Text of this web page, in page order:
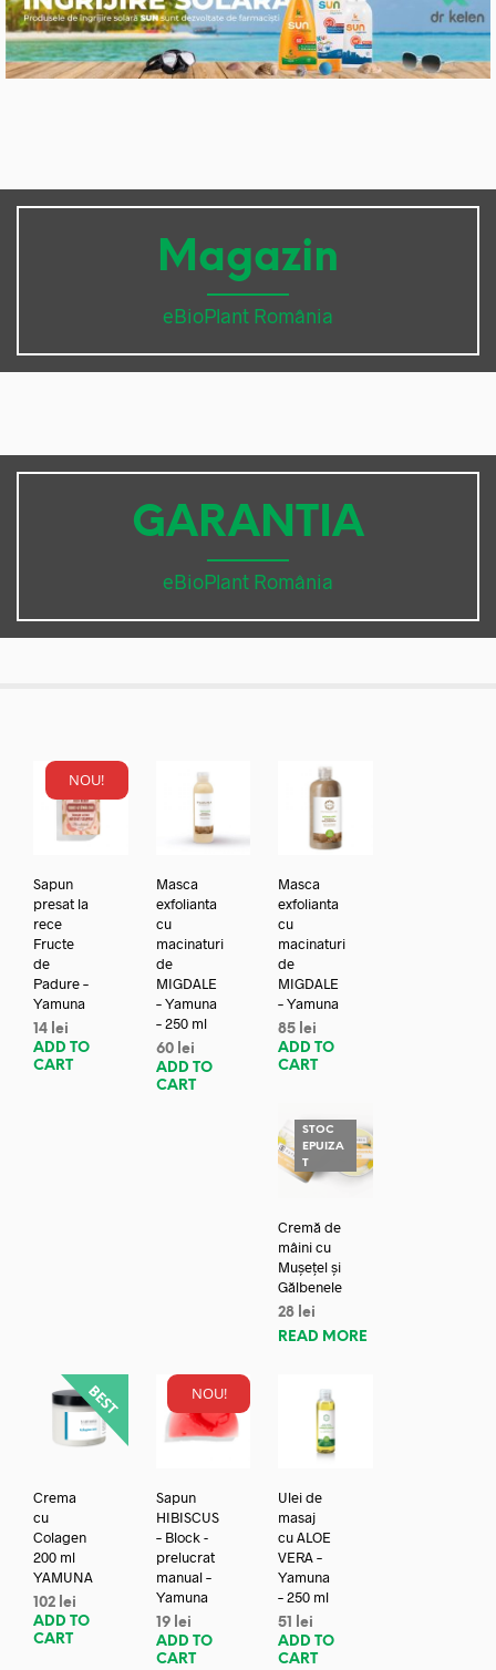
Magazin
eBioPlant România
GARANTIA
eBioPlant România
NOU!
Sapun
presat la
rece
Fructe
de
Padure –
Yamuna
14 lei
ADD TO
CART
Masca
exfolianta
cu
macinaturi
de
MIGDALE
– Yamuna
– 250 ml
60 lei
ADD TO
CART
Masca
exfolianta
cu
macinaturi
de
MIGDALE
– Yamuna
85 lei
ADD TO
CART
STOC
EPUIZA
T
Cremă de
mâini cu
Mușețel și
Gălbenele
28 lei
READ MORE
Crema
cu
Colagen
200 ml
YAMUNA
102 lei
ADD TO
CART
NOU!
Sapun
HIBISCUS
– Block -
prelucrat
manual –
Yamuna
19 lei
ADD TO
CART
Ulei de
masaj
cu ALOE
VERA –
Yamuna
– 250 ml
51
lei
ADD TO
CART